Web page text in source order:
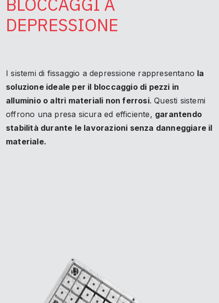
DEPRESSIONE
I sistemi di fissaggio a depressione rappresentano la
soluzione ideale per il bloccaggio di pezzi in
alluminio o altri materiali non ferrosi. Questi sistemi
offrono una presa sicura ed efficiente, garantendo
stabilità durante le lavorazioni senza danneggiare il
materiale.